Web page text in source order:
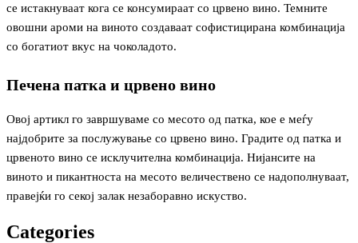
се истакнуваат кога се консумираат со црвено вино. Темните
овошни ароми на виното создаваат софистицирана комбинација
со богатиот вкус на чоколадото.
Печена патка и црвено вино
Овој артикл го завршуваме со месото од патка, кое е меѓу
најдобрите за послужување со црвено вино. Градите од патка и
црвеното вино се исклучителна комбинација. Нијансите на
виното и пикантноста на месото величествено се надополнуваат,
правејќи го секој залак незаборавно искуство.
Categories